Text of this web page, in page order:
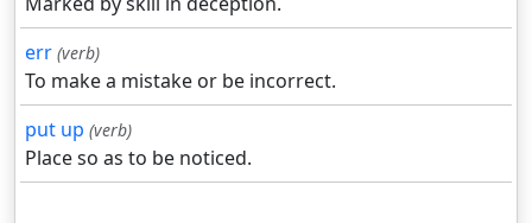
err (verb)
To make a mistake or be incorrect.
put up (verb)
Place so as to be noticed.